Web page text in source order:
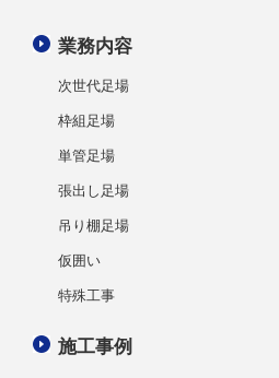
業務内容
次世代足場
枠組足場
単管足場
張出し足場
吊り棚足場
仮囲い
特殊工事
施工事例